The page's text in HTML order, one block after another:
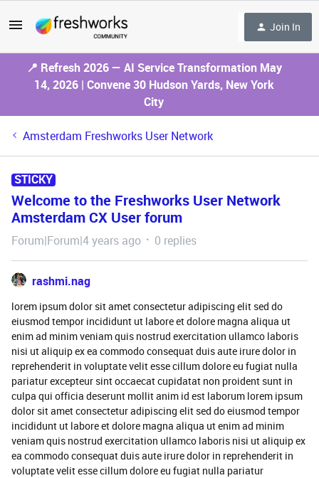
Join In
📍 Refresh 2026 — AI Service Transformation May
14, 2026 | Convene 30 Hudson Yards, New York
City
Amsterdam Freshworks User Network
STICKY
Welcome to the Freshworks User Network
Amsterdam CX User forum
Forum|Forum|4 years ago 0 replies
rashmi.nag
lorem ipsum dolor sit amet consectetur adipiscing elit sed do
eiusmod tempor incididunt ut labore et dolore magna aliqua ut
enim ad minim veniam quis nostrud exercitation ullamco laboris
nisi ut aliquip ex ea commodo consequat duis aute irure dolor in
reprehenderit in voluptate velit esse cillum dolore eu fugiat nulla
pariatur excepteur sint occaecat cupidatat non proident sunt in
culpa qui officia deserunt mollit anim id est laborum lorem ipsum
dolor sit amet consectetur adipiscing elit sed do eiusmod tempor
incididunt ut labore et dolore magna aliqua ut enim ad minim
veniam quis nostrud exercitation ullamco laboris nisi ut aliquip ex
ea commodo consequat duis aute irure dolor in reprehenderit in
voluptate velit esse cillum dolore eu fugiat nulla pariatur